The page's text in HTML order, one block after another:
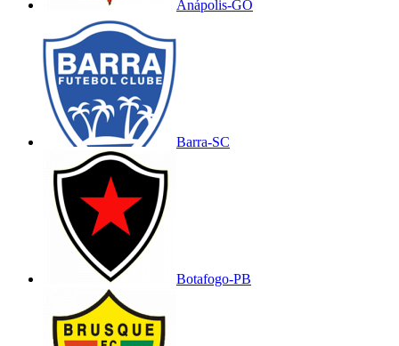
Anápolis-GO
Barra-SC
Botafogo-PB